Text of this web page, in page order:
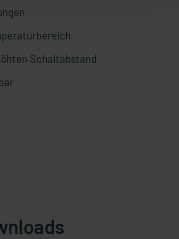
Schaltabstand